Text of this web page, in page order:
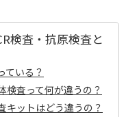
検査・抗原検査と
ている？
検査って何が違うの？
キットはどう違うの？